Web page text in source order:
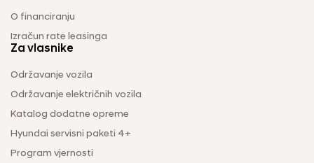
O financiranju
Izračun rate leasinga
Za vlasnike
Održavanje vozila
Održavanje električnih vozila
Katalog dodatne opreme
Hyundai servisni paketi 4+
Program vjernosti